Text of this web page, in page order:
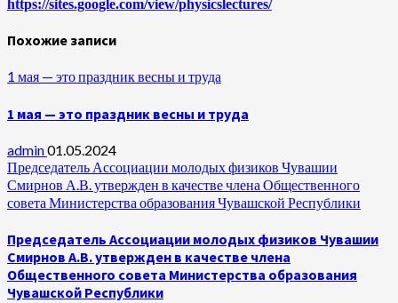
https://sites.google.com/view/physicslectures/
Похожие записи
1 мая — это праздник весны и труда
1 мая — это праздник весны и труда
admin01.05.2024
Председатель Ассоциации молодых физиков Чувашии
Смирнов А.В. утвержден в качестве члена Общественного
совета Министерства образования Чувашской Республики
Председатель Ассоциации молодых физиков Чувашии
Смирнов А.В. утвержден в качестве члена
Общественного совета Министерства образования
Чувашской Республики